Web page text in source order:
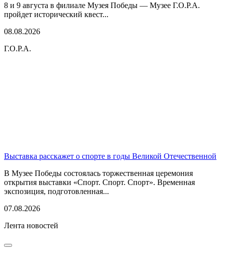
8 и 9 августа в филиале Музея Победы — Музее Г.О.Р.А.
пройдет исторический квест...
08.08.2026
Г.О.Р.А.
Выставка расскажет о спорте в годы Великой Отечественной
В Музее Победы состоялась торжественная церемония
открытия выставки «Спорт. Спорт. Спорт». Временная
экспозиция, подготовленная...
07.08.2026
Лента новостей